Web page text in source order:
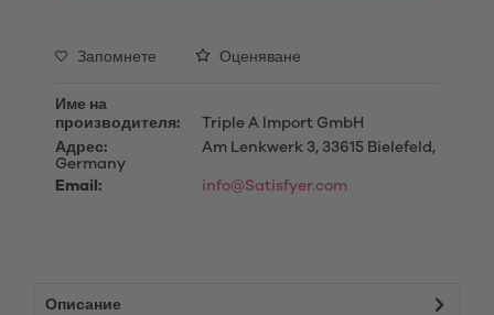
Запомнете Оценяване
Име на
производителя:
Triple A Import GmbH
Адрес:
Am Lenkwerk 3, 33615 Bielefeld,
Germany
Email:
info@Satisfyer.com
Описание